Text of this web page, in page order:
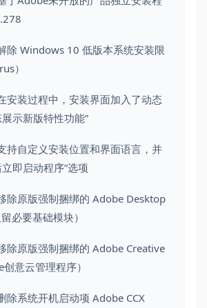
除 Windows 10 低版本系统安装限
）
安装过程中，安装界面加入了动态
示新版特性功能”
持自定义安装位置和界面语言，并
即启动程序”选项
除原版强制捆绑的 Adobe Desktop
必要基础模块）
除原版强制捆绑的 Adobe Creative
意云管理程序）
除系统开机启动项 Adobe CCX